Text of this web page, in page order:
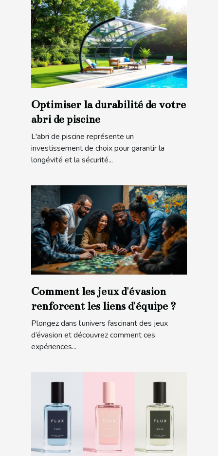
Optimiser la durabilité de votre
abri de piscine
L'abri de piscine représente un
investissement de choix pour garantir la
longévité et la sécurité...
Comment les jeux d'évasion
renforcent les liens d'équipe ?
Plongez dans l’univers fascinant des jeux
d’évasion et découvrez comment ces
expériences...